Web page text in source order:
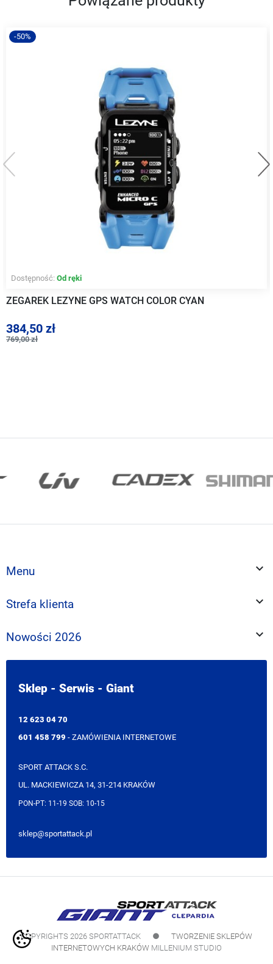
Poprzedni
Dostępność: Od ręki
-50%
ZEGAREK LEZYNE GPS WATCH COLOR CYAN
384,50 zł
769,00 zł
Menu 
Strefa klienta 
Nowości 2026 
Sklep - Serwis - Giant
12 623 04 70
601 458 799 - ZAMÓWIENIA INTERNETOWE
SPORT ATTACK S.C.
UL. MACKIEWICZA 14, 31-214 KRAKÓW
PON-PT: 11-19 SOB: 10-15
sklep@sportattack.pl
COPYRIGHTS 2026 SPORTATTACK ●
TWORZENIE SKLEPÓW
INTERNETOWYCH KRAKÓW MILLENIUM STUDIO